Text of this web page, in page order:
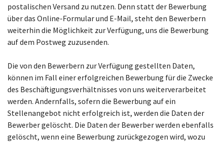
postalischen Versand zu nutzen. Denn statt der Bewerbung
über das Online-Formular und E-Mail, steht den Bewerbern
weiterhin die Möglichkeit zur Verfügung, uns die Bewerbung
auf dem Postweg zuzusenden.
Die von den Bewerbern zur Verfügung gestellten Daten,
können im Fall einer erfolgreichen Bewerbung für die Zwecke
des Beschäftigungsverhältnisses von uns weiterverarbeitet
werden. Andernfalls, sofern die Bewerbung auf ein
Stellenangebot nicht erfolgreich ist, werden die Daten der
Bewerber gelöscht. Die Daten der Bewerber werden ebenfalls
gelöscht, wenn eine Bewerbung zurückgezogen wird, wozu